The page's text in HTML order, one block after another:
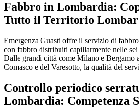
Fabbro in Lombardia:
Tutto il Territorio
Emergenza Guasti offre il servizio di
con fabbro distribuiti capillarmente nelle
Dalle grandi città come Milano e Bergamo
Comasco e del Varesotto, la qualità del
Controllo periodico
Lombardia: Competenza